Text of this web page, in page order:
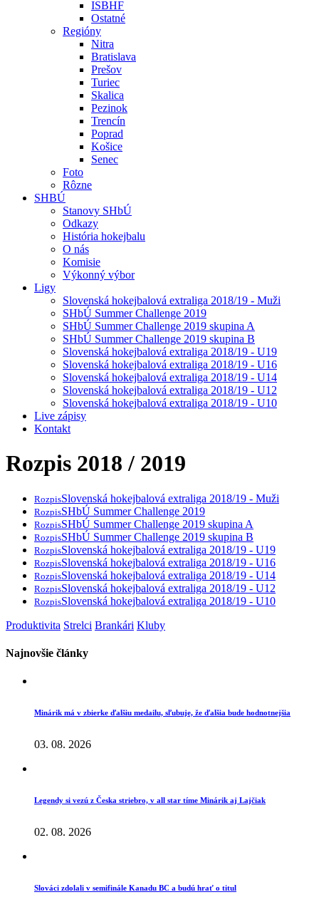
ISBHF
Ostatné
Regióny
Nitra
Bratislava
Prešov
Turiec
Skalica
Pezinok
Trencín
Poprad
Košice
Senec
Foto
Rôzne
SHBÚ
Stanovy SHbÚ
Odkazy
História hokejbalu
O nás
Komisie
Výkonný výbor
Ligy
Slovenská hokejbalová extraliga 2018/19 - Muži
SHbÚ Summer Challenge 2019
SHbÚ Summer Challenge 2019 skupina A
SHbÚ Summer Challenge 2019 skupina B
Slovenská hokejbalová extraliga 2018/19 - U19
Slovenská hokejbalová extraliga 2018/19 - U16
Slovenská hokejbalová extraliga 2018/19 - U14
Slovenská hokejbalová extraliga 2018/19 - U12
Slovenská hokejbalová extraliga 2018/19 - U10
Live zápisy
Kontakt
Rozpis 2018 / 2019
RozpisSlovenská hokejbalová extraliga 2018/19 - Muži
RozpisSHbÚ Summer Challenge 2019
RozpisSHbÚ Summer Challenge 2019 skupina A
RozpisSHbÚ Summer Challenge 2019 skupina B
RozpisSlovenská hokejbalová extraliga 2018/19 - U19
RozpisSlovenská hokejbalová extraliga 2018/19 - U16
RozpisSlovenská hokejbalová extraliga 2018/19 - U14
RozpisSlovenská hokejbalová extraliga 2018/19 - U12
RozpisSlovenská hokejbalová extraliga 2018/19 - U10
Produktivita Strelci Brankári Kluby
Najnovšie články
Minárik má v zbierke ďalšiu medailu, sľubuje, že ďalšia bude hodnotnejšia
03. 08. 2026
Legendy si vezú z Česka striebro, v all star tíme Minárik aj Lajčiak
02. 08. 2026
Slováci zdolali v semifinále Kanadu BC a budú hrať o titul